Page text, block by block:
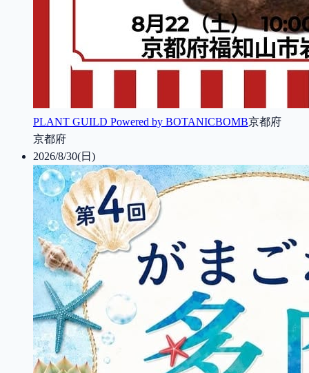
PLANT GUILD Powered by BOTANICBOMB京都府
京都府
2026/8/30(日)